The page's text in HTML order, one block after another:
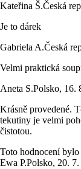
Kateřina Š.Česká
Je to dárek
Gabriela A.Česká
Velmi praktická
Aneta S.Polsko, 16.
Krásně provedené.
tekutiny je velmi
čistotou.
Toto hodnocení
Ewa P.Polsko, 20.